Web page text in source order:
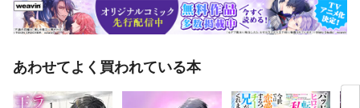
あわせてよく買われている本